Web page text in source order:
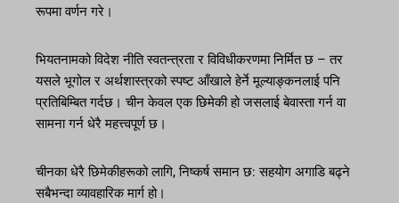
रूपमा वर्णन गरे।
भियतनामको विदेश नीति स्वतन्त्रता र विविधीकरणमा निर्मित छ – तर
यसले भूगोल र अर्थशास्त्रको स्पष्ट आँखाले हेर्ने मूल्याङ्कनलाई पनि
प्रतिबिम्बित गर्दछ। चीन केवल एक छिमेकी हो जसलाई बेवास्ता गर्न वा
सामना गर्न धेरै महत्त्वपूर्ण छ।
चीनका धेरै छिमेकीहरूको लागि, निष्कर्ष समान छ: सहयोग अगाडि बढ्ने
सबैभन्दा व्यावहारिक मार्ग हो।